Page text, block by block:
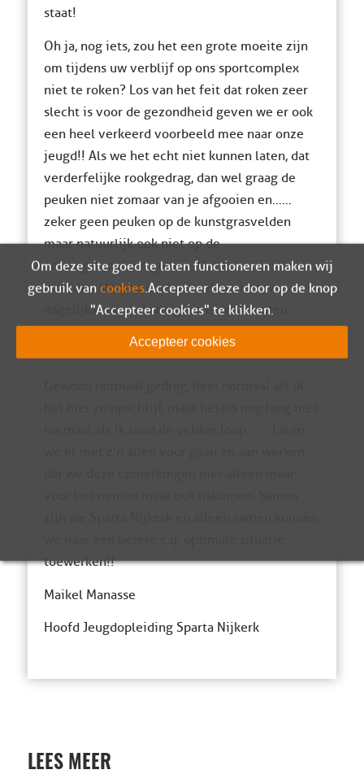
staat!
Oh ja, nog iets, zou het een grote moeite zijn
om tijdens uw verblijf op ons sportcomplex
niet te roken? Los van het feit dat roken zeer
slecht is voor de gezondheid geven we er ook
een heel verkeerd voorbeeld mee naar onze
jeugd!! Als we het echt niet kunnen laten, dat
verderfelijke rookgedrag, dan wel graag de
peuken niet zomaar van je afgooien en……
zeker geen peuken op de kunstgrasvelden
maar natuurlijk ook niet op de
natuurgrasvelden gooien. Het is te triest voor
woorden als we zien hoeveel peuken we
dagelijks van de kunstgrasvelden moeten
rapen!! Wat is dat toch voor gedrag??!! Het is
zo’n kleine moeite om even niet te roken !!!!
toewerken!!
Maikel Manasse
Hoofd Jeugdopleiding Sparta Nijkerk
LEES MEER
Om deze site goed te laten functioneren maken wij
gebruik van cookies. Accepteer deze door op de knop
"Accepteer cookies" te klikken.
Accepteer cookies